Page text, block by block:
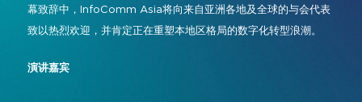
2026年相册
参展商名录
指挥与控制
幕致辞中，InfoComm Asia将向来自亚洲各地及全球的与会代表
致以热烈欢迎，并肯定正在重塑本地区格局的数字化转型浪潮。
演讲嘉宾